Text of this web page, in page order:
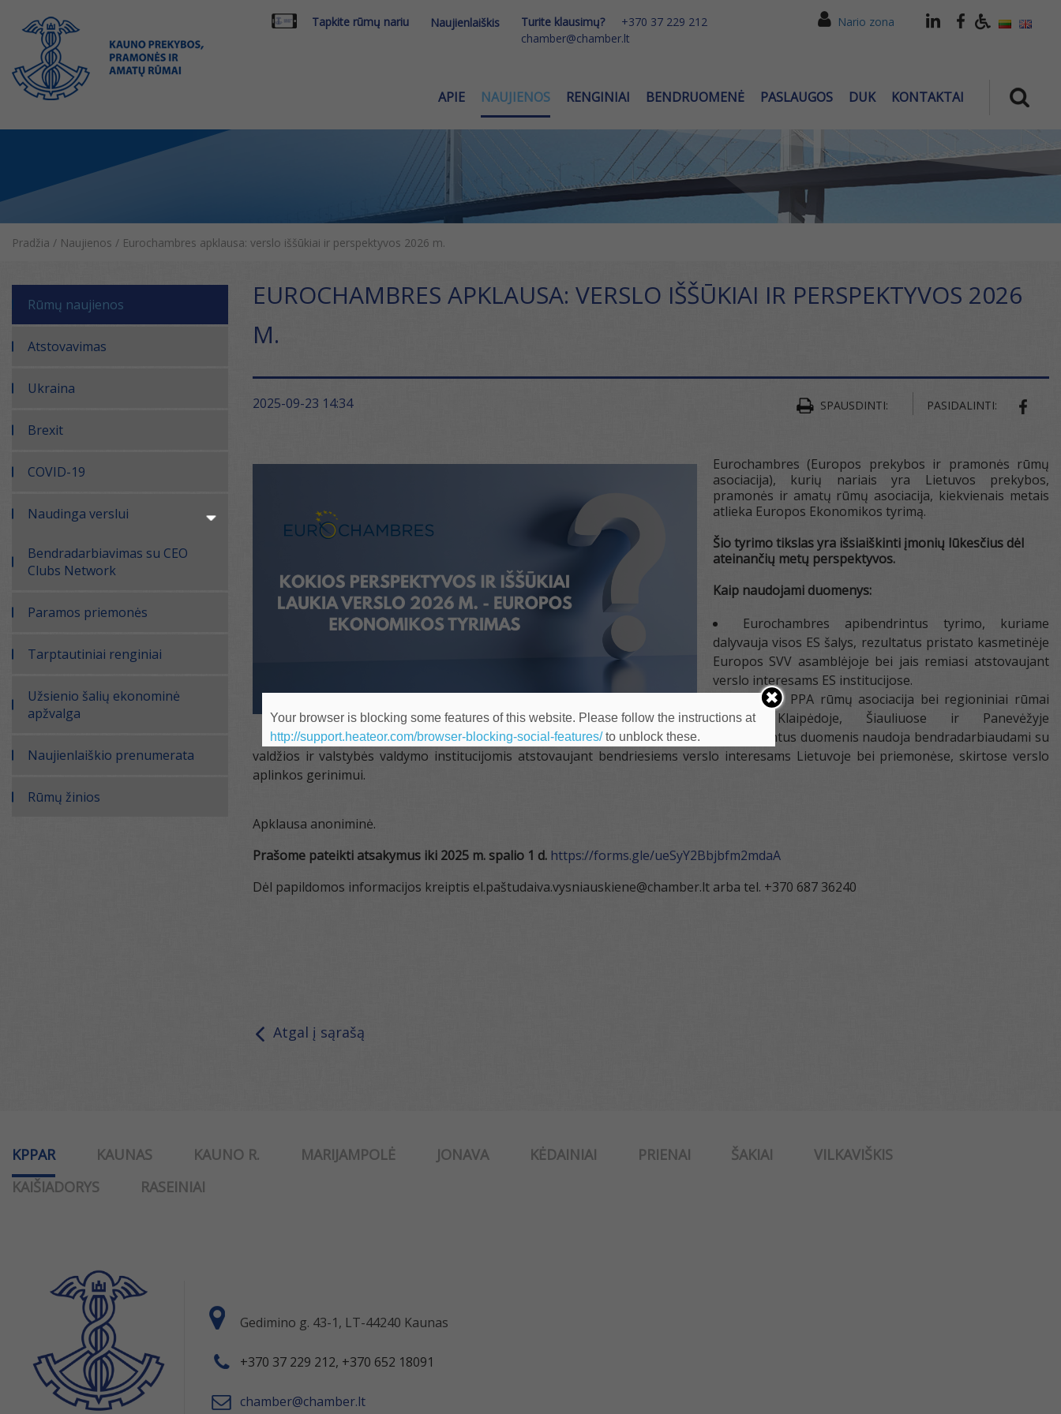
Tapkite rūmų nariu Naujienlaiškis Turite klausimų?
+370 37 229 212
chamber@chamber.lt
Nario zona
APIE NAUJIENOS RENGINIAI BENDRUOMENĖ PASLAUGOS DUK KONTAKTAI
Pradžia / Naujienos / Eurochambres apklausa: verslo iššūkiai ir perspektyvos 2026 m.
Rūmų naujienos
Atstovavimas
Ukraina
Brexit
COVID-19
Naudinga verslui
Bendradarbiavimas su CEO
Clubs Network
Paramos priemonės
Tarptautiniai renginiai
Užsienio šalių ekonominė
apžvalga
Naujienlaiškio prenumerata
Rūmų žinios
EUROCHAMBRES APKLAUSA: VERSLO IŠŠŪKIAI IR PERSPEKTYVOS 2026
M.
2025-09-23 14:34 SPAUSDINTI: PASIDALINTI:
Eurochambres (Europos prekybos ir pramonės rūmų
asociacija), kurių nariais yra Lietuvos prekybos,
pramonės ir amatų rūmų asociacija, kiekvienais metais
atlieka Europos Ekonomikos tyrimą.
Šio tyrimo tikslas yra išsiaiškinti įmonių lūkesčius dėl
ateinančių metų perspektyvos.
Kaip naudojami duomenys:
Eurochambres apibendrintus tyrimo, kuriame
dalyvauja visos ES šalys, rezultatus pristato kasmetinėje
Europos SVV asamblėjoje bei jais remiasi atstovaujant
verslo interesams ES institucijose.
Lietuvos PPA rūmų asociacija bei regioniniai rūmai
Kaune, Klaipėdoje, Šiauliuose ir Panevėžyje
apibendrintus duomenis naudoja bendradarbiaudami su
valdžios ir valstybės valdymo institucijomis atstovaujant bendriesiems verslo interesams Lietuvoje bei priemonėse, skirtose verslo
aplinkos gerinimui.
Apklausa anoniminė.
Prašome pateikti atsakymus iki 2025 m. spalio 1 d. https://forms.gle/ueSyY2Bbjbfm2mdaA
Dėl papildomos informacijos kreiptis el.paštudaiva.vysniauskiene@chamber.lt arba tel. +370 687 36240
Atgal į sąrašą
KPPAR KAUNAS KAUNO R. MARIJAMPOLĖ JONAVA KĖDAINIAI PRIENAI ŠAKIAI
VILKAVIŠKIS
KAIŠIADORYS
RASEINIAI
Gedimino g. 43-1, LT-44240 Kaunas
+370 37 229 212, +370 652 18091
chamber@chamber.lt
Your browser is blocking some features of this website. Please follow the instructions at
http://support.heateor.com/browser-blocking-social-features/to unblock these.